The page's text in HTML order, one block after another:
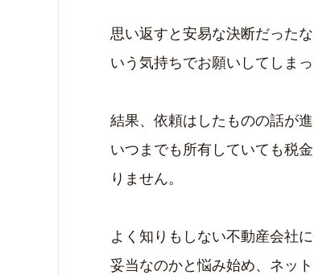
思い返すと安易な決断だった
いう気持ちでお願いしてしまっ
結果、依頼はしたものの話が
いつまでも所有していても税
りません。
よく知りもしない不動産会社
妥当なのかと悩み始め、ネッ